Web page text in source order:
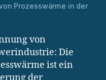
Prozesswärme in der
von
Die
ist ein
der